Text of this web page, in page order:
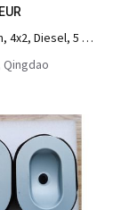
EUR
2026, 5 km, 4x2, Diesel, 5 h, 2-essieu
Qingdao